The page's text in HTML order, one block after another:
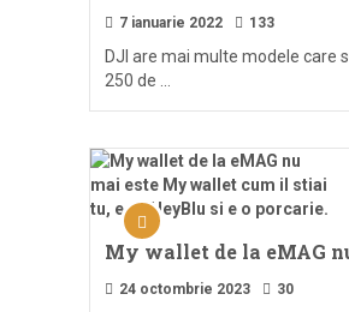
7 ianuarie 2022 133
DJI are mai multe modele care
250 de …
My wallet de la eMAG
24 octombrie 2023 30